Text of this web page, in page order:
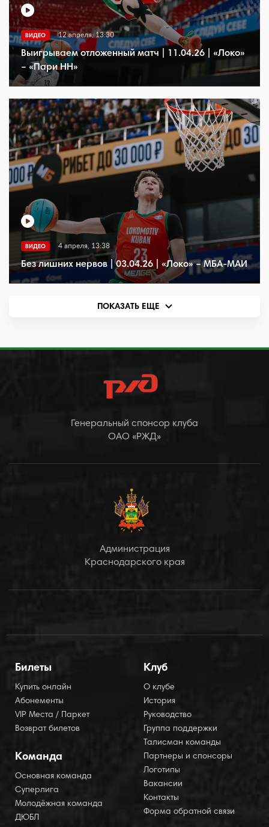
ВИДЕО 12 апреля, 13:30
Выигрываем отложенный матч | 11.04.26 | «Локо»
– «Пари НН»
ВИДЕО 4 апреля, 13:38
Без лишних нервов | 03.04.26 | «Локо» – МБА-МАИ
ПОКАЗАТЬ ЕЩЕ
Генеральный спонсор клуба
ОАО «РЖД»
Администрация
Краснодарского края
Билеты
Купить онлайн
Абонементы
VIP Места / Паркет
Возврат билетов
Команда
Основная команда
Суперлига
Молодёжная команда
ДЮБЛ
Клуб
О клубе
История
Руководство
Группа поддержки
Талисман команды
Партнеры и спонсоры
Логотипы
Вакансии
Контакты
Форма обратной связи